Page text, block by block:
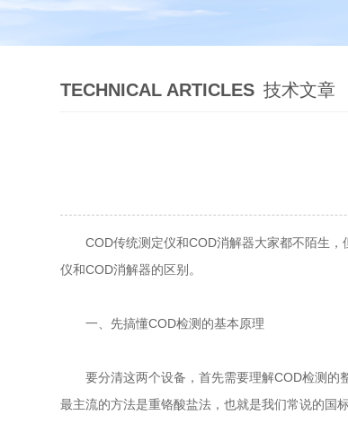
TECHNICAL ARTICLES 技术文章
COD传统测定仪和COD消解器大家都不陌生，
仪和COD消解器的区别。
一、先搞懂COD检测的基本原理
要分清这两个设备，首先需要理解COD检测的
最主流的方法是重铬酸盐法，也就是我们常说的国标